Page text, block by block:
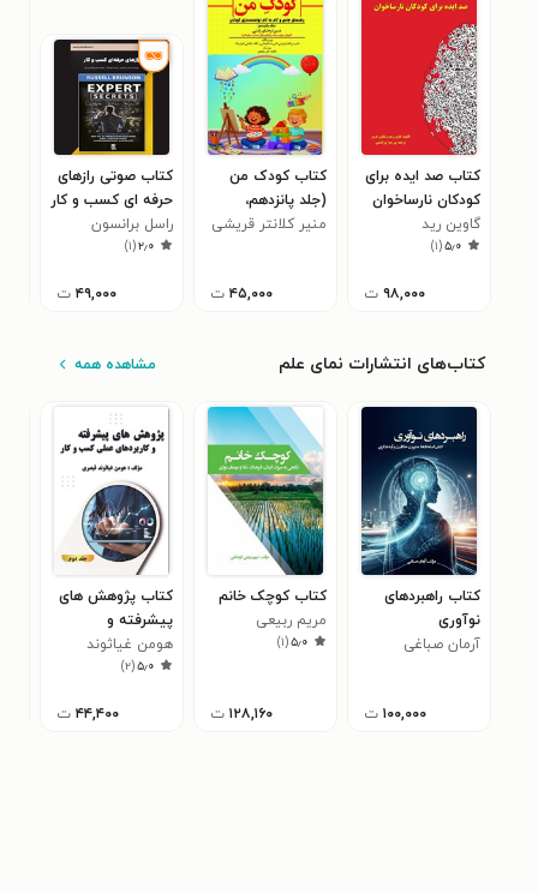
کتاب صد ایده برای
کودکان نارساخوان
گاوین رید
۵٫۰(۱)
۹۸,۰۰۰ ت
کتاب کودک من
(جلد پانزدهم،
آموزش مهارت
منیر کلانتر قریشی
۴۵,۰۰۰ ت
کتاب صوتی رازهای
حرفه‌ ای کسب و کار
(خلاصه کتاب)
راسل برانسون
۲٫۰(۱)
۴۹,۰۰۰ ت
کتاب‌های انتشارات نمای علم مشاهده همه
کتاب راهبردهای
نوآوری
آرمان صباغی
۱۰۰,۰۰۰ ت
کتاب کوچک خانم
مریم ربیعی
کوشاهی
۵٫۰(۱)
۱۲۸,۱۶۰ ت
کتاب پژوهش های
پیشرفته و
کاربردهای عملی
مدیریت کسب و کار
هومن غیاثوند
قیصری
۵٫۰(۲)
۴۴,۴۰۰ ت